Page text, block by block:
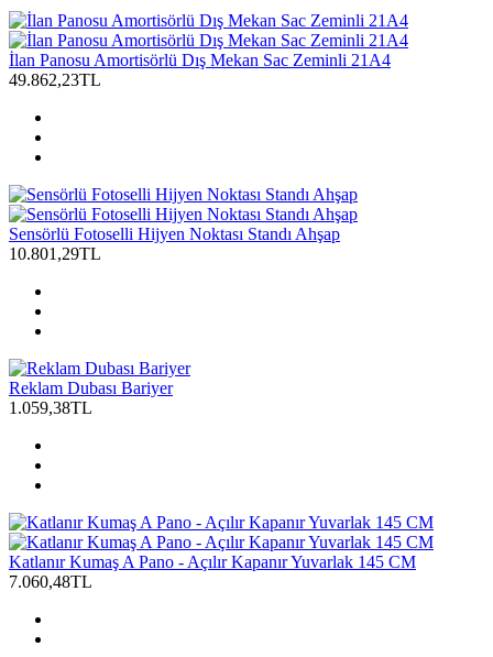
İlan Panosu Amortisörlü Dış Mekan Sac Zeminli 21A4
49.862,23TL
Sensörlü Fotoselli Hijyen Noktası Standı Ahşap
10.801,29TL
Reklam Dubası Bariyer
1.059,38TL
Katlanır Kumaş A Pano - Açılır Kapanır Yuvarlak 145 CM
7.060,48TL